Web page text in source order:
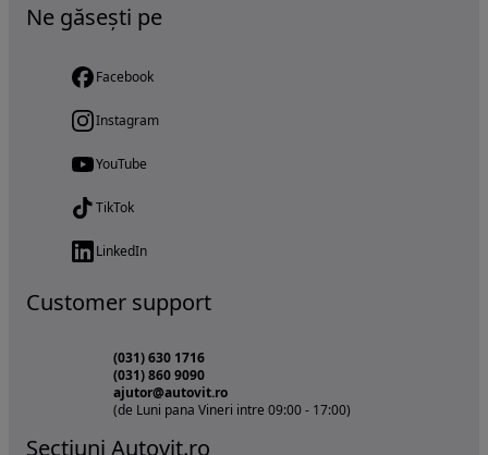
Ne găsești pe
Facebook
Instagram
YouTube
TikTok
LinkedIn
Customer support
(031) 630 1716
(031) 860 9090
ajutor@autovit.ro
(de Luni pana Vineri intre 09:00 - 17:00)
Sectiuni Autovit.ro